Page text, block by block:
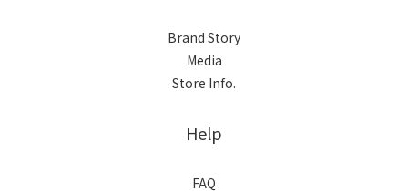
Brand Story
Media
Store Info.
Help
FAQ